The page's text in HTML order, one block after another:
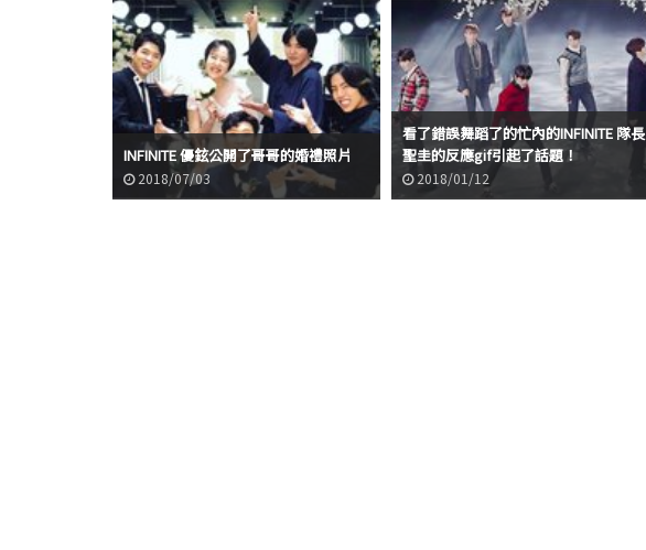
INFINITE 優鉉公開了哥哥的婚禮照片
2018/07/03
看了錯誤舞蹈了的忙內的INFINITE 隊長
聖圭的反應gif引起了話題！
2018/01/12